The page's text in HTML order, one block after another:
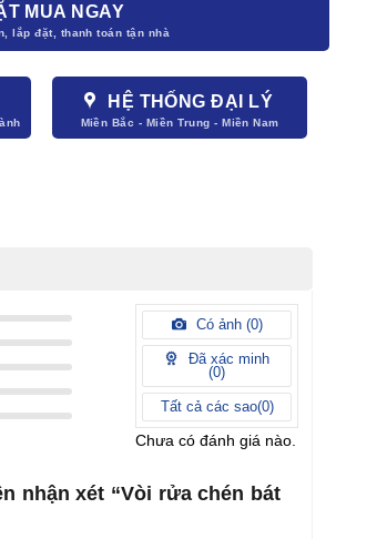
MUA NGAY
HỆ THỐNG ĐẠI LÝ
Có ảnh (0)
Đã xác minh
(0)
Tất cả các sao(0)
Chưa có đánh giá nào.
nhận xét “Vòi rửa chén bát